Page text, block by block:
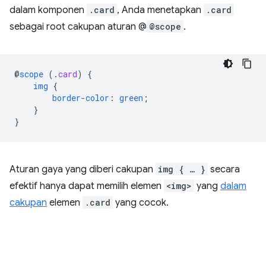
dalam komponen .card , Anda menetapkan .card
sebagai root cakupan aturan @ @scope .
@scope ( .card)
{
img {
border-color : green ;
}
}
Aturan gaya yang diberi cakupan img { … } secara
efektif hanya dapat memilih elemen <img> yang dalam
cakupan elemen .card yang cocok.